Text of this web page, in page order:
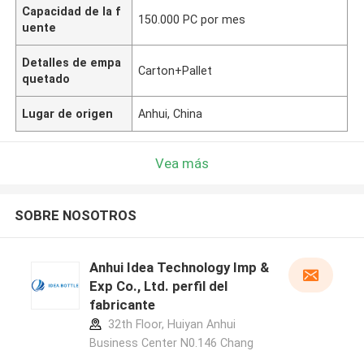
Capacidad de la f
uente
150.000 PC por mes
Detalles de empa
quetado
Carton+Pallet
Lugar de origen Anhui, China
Vea más
SOBRE NOSOTROS
Anhui Idea Technology Imp &
Exp Co., Ltd. perfil del
fabricante
32th Floor, Huiyan Anhui
Business Center N0.146 Chang